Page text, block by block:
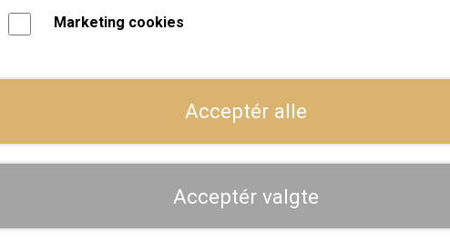
Forventet leveringstid:
− + LÆG I
Marketing cookies
Acceptér alle
Acceptér valgte